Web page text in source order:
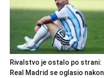
Rivalstvo je ostalo po strani:
Real Madrid se oglasio nakon